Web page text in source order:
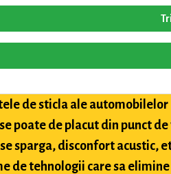
de sticla ale automobilelor
poate de placut din punct
sparga, disconfort acustic,
de tehnologii care sa